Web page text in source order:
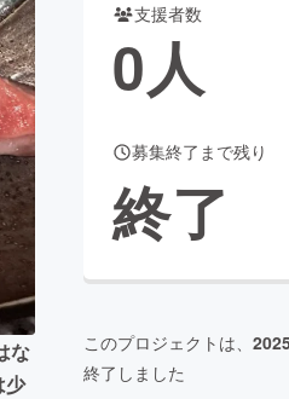
ューティー・ヘルスケア
Creation
ミュニティ
な
少
支援者数
0人
募集終了まで残り
終了
このプロジェクトは、
終了しました